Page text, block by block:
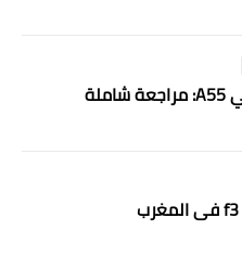
سامسونج جالاكسي A55: مراجعة شاملة